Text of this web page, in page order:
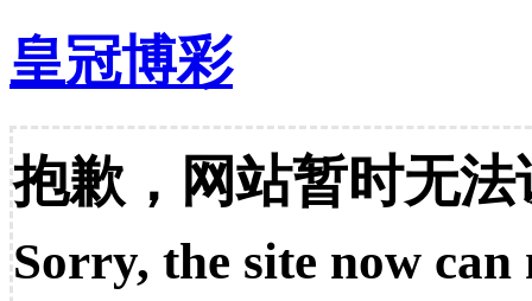
皇冠博彩
抱歉，网站暂时无法
Sorry, the site now can